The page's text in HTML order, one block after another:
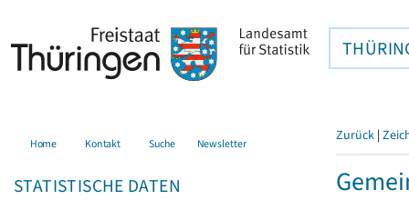
Home Kontakt Suche Newsletter
STATISTISCHE DATEN
Zurück |